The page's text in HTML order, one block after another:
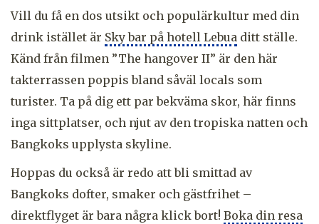
Vill du få en dos utsikt och populärkultur med din
drink istället är Sky bar på hotell Lebua ditt ställe.
Känd från filmen ”The hangover II” är den här
takterrassen poppis bland såväl locals som
turister. Ta på dig ett par bekväma skor, här finns
inga sittplatser, och njut av den tropiska natten och
Bangkoks upplysta skyline.
Hoppas du också är redo att bli smittad av
Bangkoks dofter, smaker och gästfrihet –
direktflyget är bara några klick bort! Boka din resa